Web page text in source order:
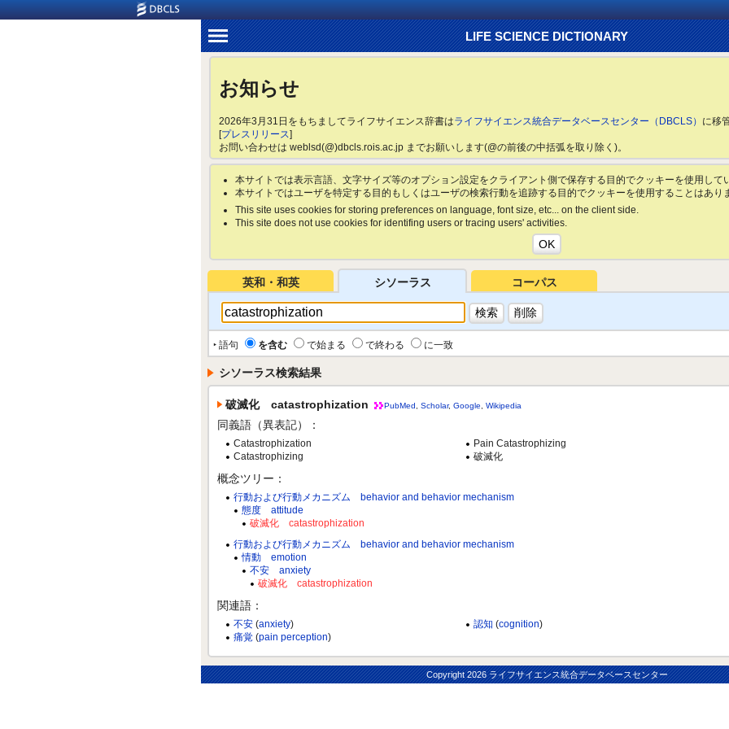
LIFE SCIENCE DICTIONARY
お知らせ
2026年3月31日をもちましてライフサイエンス辞書はライフサイエンス統合データベースセンター（DBCLS） に移
[プレスリリース]
お問い合わせは weblsd(@)dbcls.rois.ac.jp までお願いします(@の前後の中括弧を取り除く)。
本サイトでは表示言語、文字サイズ等のオプション設定をクライアント側で保存する目的でクッキーを使用して
本サイトではユーザを特定する目的もしくはユーザの検索行動を追跡する目的でクッキーを使用することはあり
This site uses cookies for storing preferences on language, font size, etc... on the client side.
This site does not use cookies for identifing users or tracing users' activities.
英和・和英 シソーラス コーパス
‣ 語句 を含む で始まる で終わる
に一致
シソーラス検索結果
破滅化 catastrophization PubMed Scholar, Google Wikipedia
同義語（異表記）：
Catastrophization
Catastrophizing
Pain Catastrophizing
破滅化
概念ツリー：
行動および行動メカニズム behavior and behavior mechanism
態度 attitude
破滅化 catastrophization
行動および行動メカニズム behavior and behavior mechanism
情動 emotion
不安 anxiety
破滅化 catastrophization
関連語：
不安 (anxiety)
痛覚 (pain perception)
認知 (cognition)
Copyright2026 ライフサイエンス統合データベースセンター